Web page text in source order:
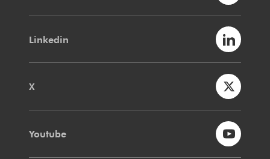
Linkedin
X
Youtube